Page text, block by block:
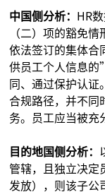
中国侧分析：
HR
（二）项的豁免
依法签订的集体合
供员工个人信息
同、通过保护认证
合规路径，并不同
务。员工应当被充
目的地国侧分析：
管辖，且独立决定
发放），则该子公